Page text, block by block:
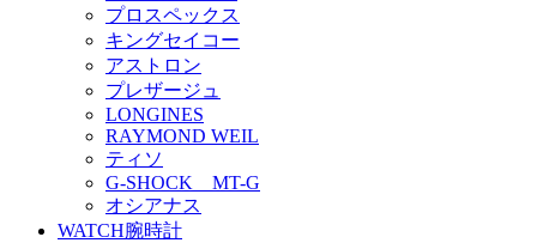
プロスペックス
キングセイコー
アストロン
プレザージュ
LONGINES
RAYMOND WEIL
ティソ
G-SHOCK MT-G
オシアナス
WATCH腕時計